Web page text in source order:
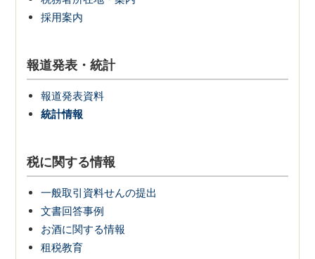
採用案内
報道発表・統計
報道発表資料
統計情報
税に関する情報
一般取引資料せんの提出
文書回答事例
お酒に関する情報
租税教育